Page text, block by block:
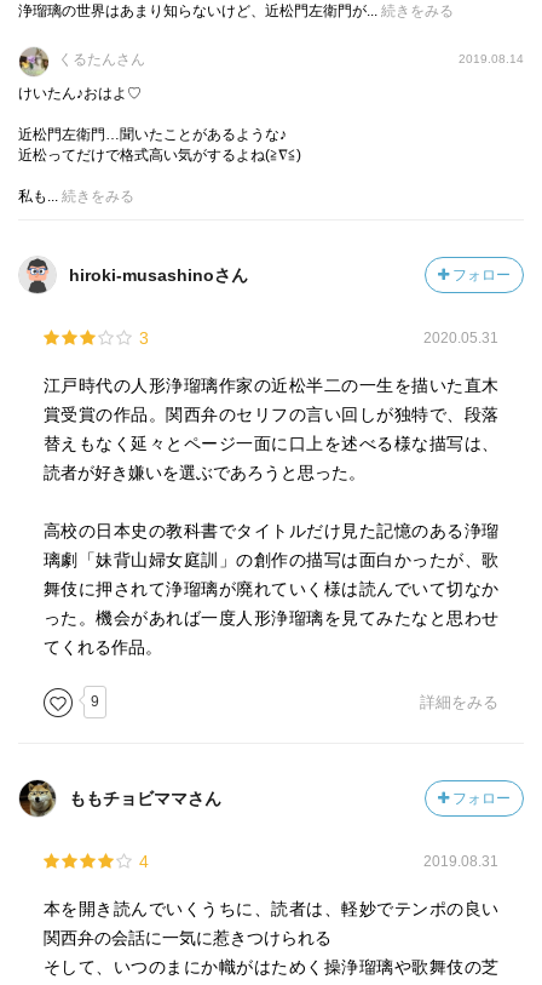
浄瑠璃の世界はあまり知らないけど、近松門左衛門が... 続きをみる
くるたんさん 2019.08.14
けいたん♪おはよ♡
近松門左衛門…聞いたことがあるような♪
近松ってだけで格式高い気がするよね(≧∇≦)
私も... 続きをみる
hiroki-musashinoさん フォロー
3 2020.05.31
江戸時代の人形浄瑠璃作家の近松半二の一生を描いた直木
賞受賞の作品。関西弁のセリフの言い回しが独特で、段落
替えもなく延々とページ一面に口上を述べる様な描写は、
読者が好き嫌いを選ぶであろうと思った。
高校の日本史の教科書でタイトルだけ見た記憶のある浄瑠
璃劇「妹背山婦女庭訓」の創作の描写は面白かったが、歌
舞伎に押されて浄瑠璃が廃れていく様は読んでいて切なか
った。機会があれば一度人形浄瑠璃を見てみたなと思わせ
てくれる作品。
9 詳細をみる
ももチョビママさん フォロー
4 2019.08.31
本を開き読んでいくうちに、読者は、軽妙でテンポの良い
関西弁の会話に一気に惹きつけられる
そして、いつのまにか幟がはためく操浄瑠璃や歌舞伎の芝